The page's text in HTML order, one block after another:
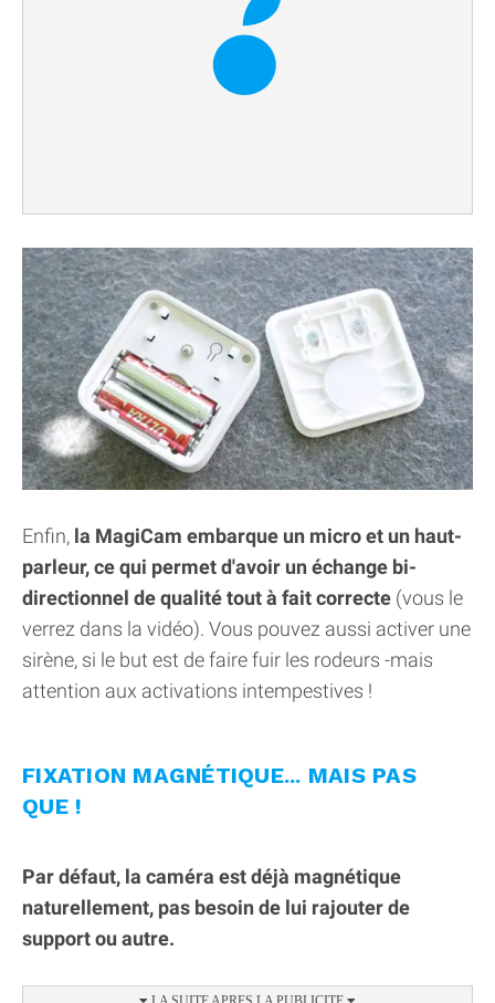
Enfin, la MagiCam embarque un micro et un haut-
parleur, ce qui permet d'avoir un échange bi-
directionnel de qualité tout à fait correcte (vous le
verrez dans la vidéo). Vous pouvez aussi activer une
sirène, si le but est de faire fuir les rodeurs -mais
attention aux activations intempestives !
FIXATION MAGNÉTIQUE... MAIS PAS
QUE !
Par défaut, la caméra est déjà magnétique
naturellement, pas besoin de lui rajouter de
support ou autre.